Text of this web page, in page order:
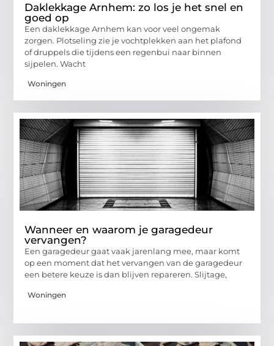
Daklekkage Arnhem: zo los je het snel en
goed op
Een daklekkage Arnhem kan voor veel ongemak
zorgen. Plotseling zie je vochtplekken aan het plafond
of druppels die tijdens een regenbui naar binnen
sijpelen. Wacht
Woningen
Wanneer en waarom je garagedeur
vervangen?
Een garagedeur gaat vaak jarenlang mee, maar komt
op een moment dat het vervangen van de garagedeur
een betere keuze is dan blijven repareren. Slijtage,
Woningen